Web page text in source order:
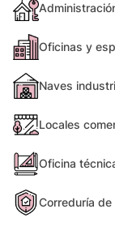
Oficinas y
Naves
Locales
Oficina
Correduría